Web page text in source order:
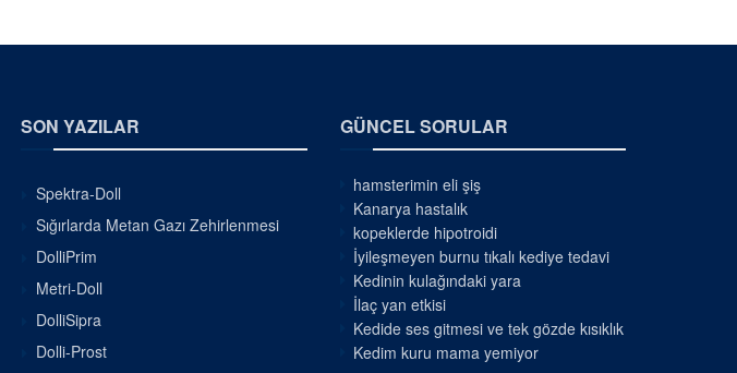
SON YAZILAR
Spektra-Doll
Sığırlarda Metan Gazı Zehirlenmesi
DolliPrim
Metri-Doll
DolliSipra
Dolli-Prost
GÜNCEL SORULAR
hamsterimin eli şiş
Kanarya hastalık
kopeklerde hipotroidi
İyileşmeyen burnu tıkalı kediye tedavi
Kedinin kulağındaki yara
İlaç yan etkisi
Kedide ses gitmesi ve tek gözde kısıklık
Kedim kuru mama yemiyor